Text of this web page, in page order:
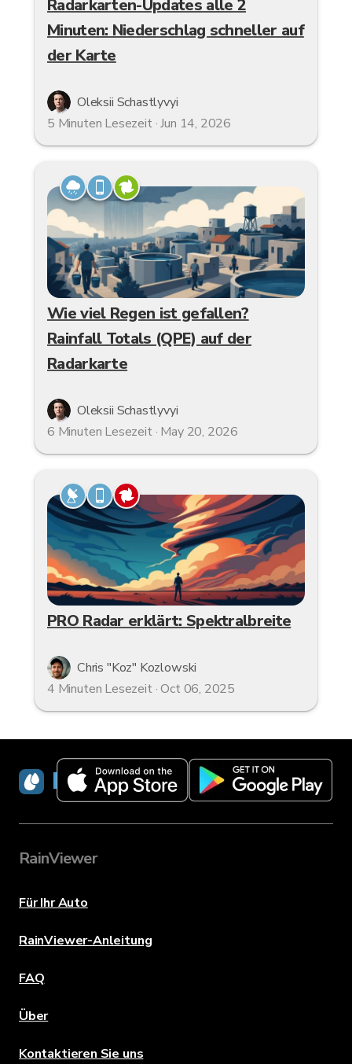
Radarkarten-Updates alle 2
Minuten: Niederschlag schneller auf
der Karte
Oleksii Schastlyvyi
5 Minuten Lesezeit · Jun 14, 2026
Wie viel Regen ist gefallen?
Rainfall Totals (QPE) auf der
Radarkarte
Oleksii Schastlyvyi
6 Minuten Lesezeit · May 20, 2026
PRO Radar erklärt: Spektralbreite
Chris "Koz" Kozlowski
4 Minuten Lesezeit · Oct 06, 2025
RainViewer
RainViewer
Für Ihr Auto
RainViewer-Anleitung
FAQ
Über
Kontaktieren Sie uns